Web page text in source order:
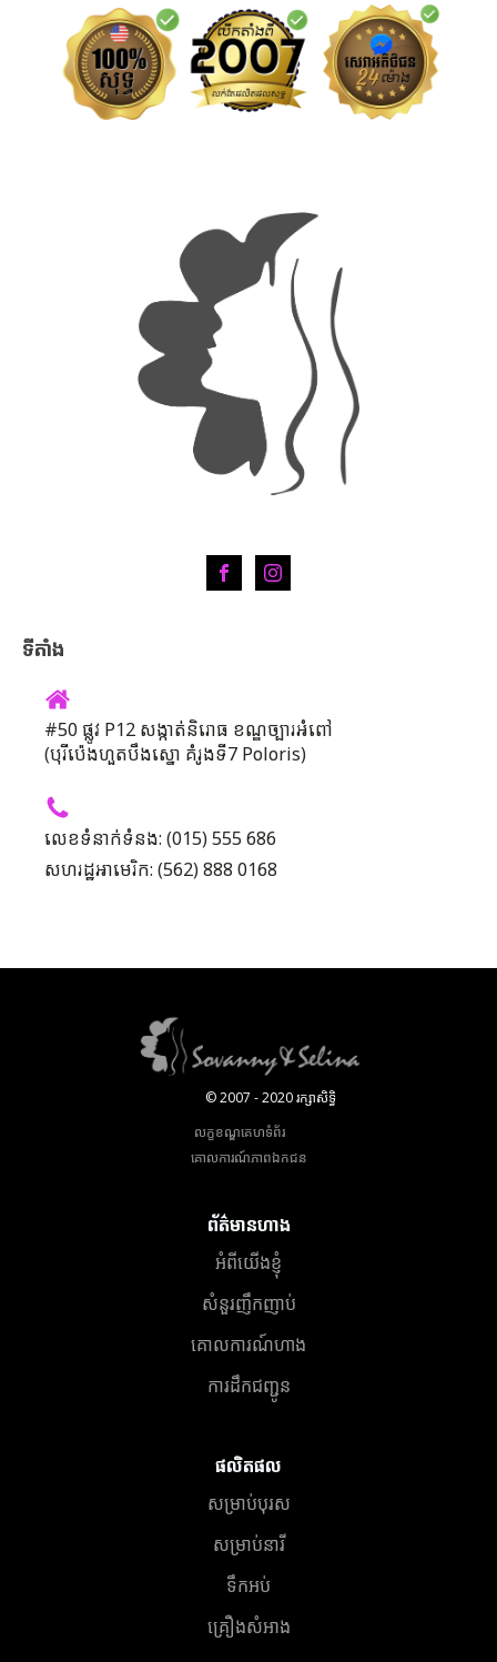
ទីតាំង
#50 ផ្លូវ P12 សង្កាត់និរោធ ខណ្ឌច្បារអំពៅ
(បុរីប៉េងហួតបឹងស្នោ គំរូងទី7 Poloris)
លេខទំនាក់ទំនង: (015) 555 686
សហរដ្ឋអាមេរិក: (562) 888 0168
© 2007 - 2020 រក្សាសិទ្ធិ
លក្ខខណ្ឌគេហទំព័រ
គោលការណ៍​ភាព​ឯកជន
ព័ត៌មានហាង
អំពីយើងខ្ញុំ
សំនួរញឹកញាប់
គោលការណ៍ហាង
ការដឹកជញ្ជូន
ផលិតផល
សម្រាប់បុរស
សម្រាប់នារី
ទឹកអប់
គ្រឿងសំអាង